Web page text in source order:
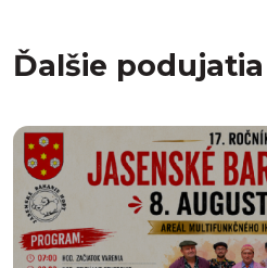
Ďalšie podujatia